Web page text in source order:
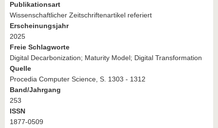
Publikationsart
Wissenschaftlicher Zeitschriftenartikel referiert
Erscheinungsjahr
2025
Freie Schlagworte
Digital Decarbonization; Maturity Model; Digital Transformation
Quelle
Procedia Computer Science, S. 1303 - 1312
Band/Jahrgang
253
ISSN
1877-0509